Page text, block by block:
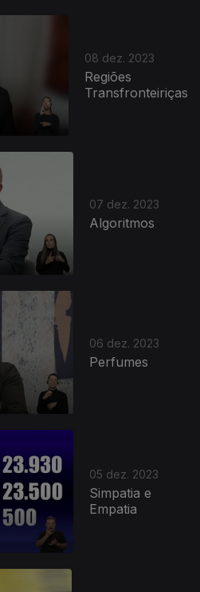
08 dez. 2023
Regiões
Transfronteiriças
07 dez. 2023
Algoritmos
06 dez. 2023
Perfumes
05 dez. 2023
Simpatia e
Empatia